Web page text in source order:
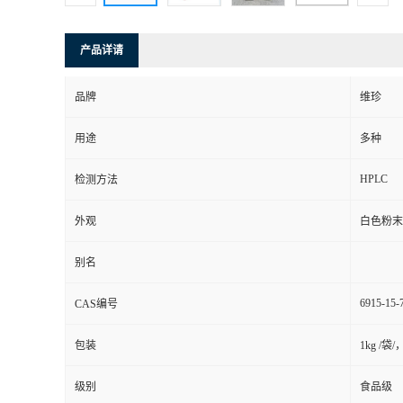
产品详请
品牌 维珍
用途 多种
检测方法 HPLC
外观 白色粉末
别名
CAS编号 6915-15-
包装 1kg /袋/
级别 食品级